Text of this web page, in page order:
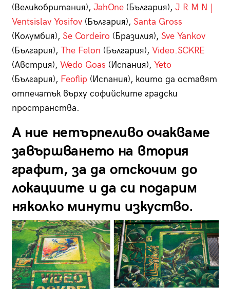
(Великобритания), JahOne(България), J R M N |
Ventsislav Yosifov (България), Santa Gross
(Колумбия), Se Cordeiro (Бразилия), Sve Yankov
(България), The Felon (България), Video.SCKRE
(Австрия), Wedo Goas (Испания), Yeto
(България), Feoflip (Испания), които да оставят
отпечатък върху софийските градски
пространства.
А ние нетърпеливо очакваме
завършването на втория
графит, за да отскочим до
локациите и да си подарим
няколко минути изкуство.